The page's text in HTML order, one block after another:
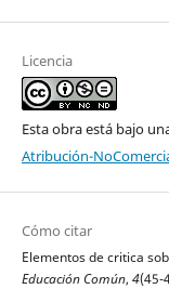
Licencia
Esta obra está bajo
Atribución-
Cómo citar
Elementos de critica
Educación Común, 4(45-